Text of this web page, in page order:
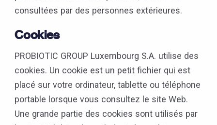
consultées par des personnes extérieures.
Cookies
PROBIOTIC GROUP Luxembourg S.A. utilise des
cookies. Un cookie est un petit fichier qui est
placé sur votre ordinateur, tablette ou téléphone
portable lorsque vous consultez le site Web.
Une grande partie des cookies sont utilisés par